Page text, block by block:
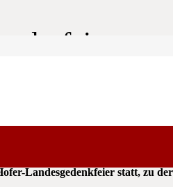
Landesgedenkfeier statt, zu